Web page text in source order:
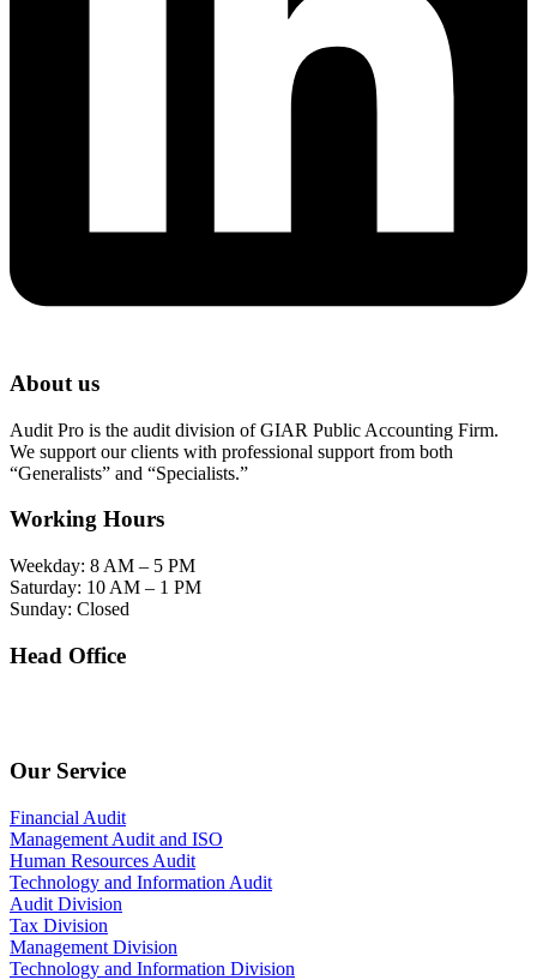
About us
Audit Pro is the audit division of GIAR Public Accounting Firm.
We support our clients with professional support from both
“Generalists” and “Specialists.”
Working Hours
Weekday: 8 AM – 5 PM
Saturday: 10 AM – 1 PM
Sunday: Closed
Head Office
Our Service
Financial Audit
Management Audit and ISO
Human Resources Audit
Technology and Information Audit
Audit Division
Tax Division
Management Division
Technology and Information Division